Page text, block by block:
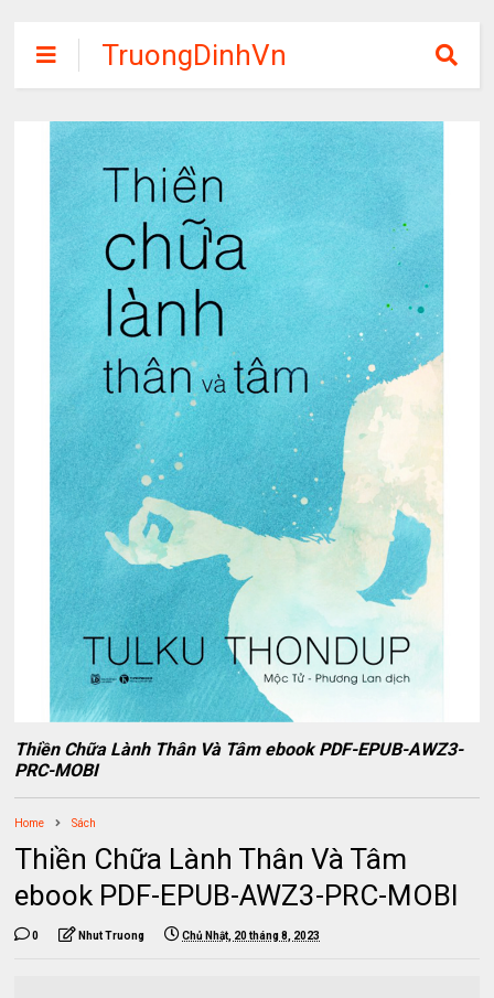
TruongDinhVn
Chia sẽ ebook,
các khóa học,
phần mềm học
tập miễn phí
Thiền Chữa Lành Thân Và Tâm ebook PDF-EPUB-AWZ3-
PRC-MOBI
Home Sách
Thiền Chữa Lành Thân Và Tâm
ebook PDF-EPUB-AWZ3-PRC-MOBI
0 Nhut Truong Chủ Nhật, 20 tháng 8, 2023